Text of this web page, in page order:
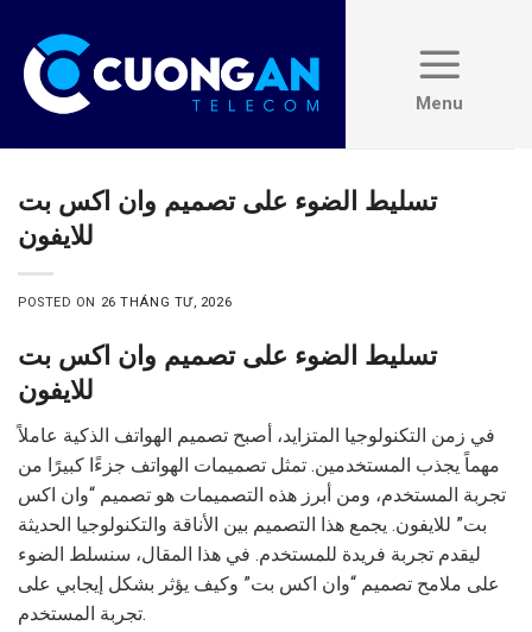
content
تسليط الضوء على تصميم وان اكس بت
للايفون
POSTED ON 26 THÁNG TƯ, 2026
تسليط الضوء على تصميم وان اكس بت
للايفون
في زمن التكنولوجيا المتزايد، أصبح تصميم الهواتف الذكية عاملاً
مهماً يجذب المستخدمين. تمثل تصميمات الهواتف جزءًا كبيرًا من
تجربة المستخدم، ومن أبرز هذه التصميمات هو تصميم “وان اكس
بت” للايفون. يجمع هذا التصميم بين الأناقة والتكنولوجيا الحديثة
ليقدم تجربة فريدة للمستخدم. في هذا المقال، سنسلط الضوء
على ملامح تصميم “وان اكس بت” وكيف يؤثر بشكل إيجابي على
تجربة المستخدم.